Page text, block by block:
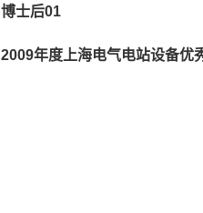
博士后01
2009年度上海电气电站设备优